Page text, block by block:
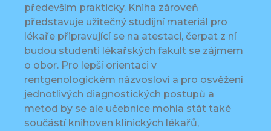
především prakticky. Kniha zároveň
představuje užitečný studijní materiál pro
lékaře připravující se na atestaci, čerpat z ní
budou studenti lékařských fakult se zájmem
o obor. Pro lepší orientaci v
rentgenologickém názvosloví a pro osvěžení
jednotlivých diagnostických postupů a
metod by se ale učebnice mohla stát také
součástí knihoven klinických lékařů,